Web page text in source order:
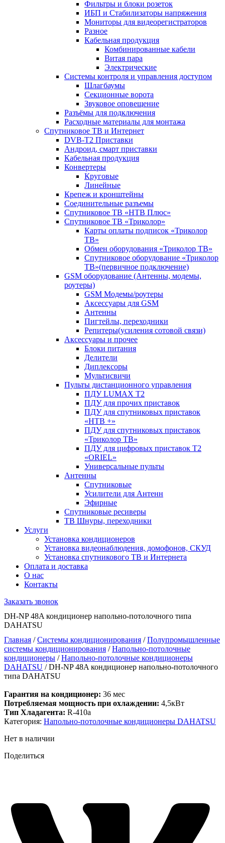
Фильтры и блоки розеток
ИБП и Стабилизаторы напряжения
Мониторы для видеорегистраторов
Разное
Кабельная продукция
Комбинированные кабели
Витая пара
Электрические
Системы контроля и управления доступом
Шлагбаумы
Секционные ворота
Звуковое оповещение
Разъёмы для подключения
Расходные материалы для монтажа
Спутниковое ТВ и Интернет
DVB-Т2 Приставки
Андроид, смарт приставки
Кабельная продукция
Конвертеры
Круговые
Линейные
Крепеж и кронштейны
Соединительные разъемы
Спутниковое ТВ «НТВ Плюс»
Спутниковое ТВ «Триколор»
Карты оплаты подписок «Триколор
ТВ»
Обмен оборудования «Триколор ТВ»
Спутниковое оборудование «Триколор
ТВ»(первичное подключение)
GSM оборудование (Антенны, модемы,
роутеры)
GSM Модемы/роутеры
Аксессуары для GSM
Антенны
Пигтейлы, переходники
Репитеры(усиления сотовой связи)
Аксессуары и прочее
Блоки питания
Делители
Диплексоры
Мультисвичи
Пульты дистанционного управления
ПДУ LUMAX Т2
ПДУ для прочих приставок
ПДУ для спутниковых приставок
«НТВ +»
ПДУ для спутниковых приставок
«Триколор ТВ»
ПДУ для цифровых приставок Т2
«ORIEL»
Универсальные пульты
Антенны
Спутниковые
Усилители для Антенн
Эфирные
Спутниковые ресиверы
ТВ Шнуры, переходники
Услуги
Установка кондиционеров
Установка видеонаблюдения, домофонов, СКУД
Установка спутникового ТВ и Интернета
Оплата и доставка
О нас
Контакты
Заказать звонок
DH-NP 48A кондиционер напольно-потолочного типа
DAHATSU
Главная /Системы кондиционирования /Полупромышленные
системы кондиционирования /Напольно-потолочные
кондиционеры /Напольно-потолочные кондиционеры
DAHATSU / DH-NP 48A кондиционер напольно-потолочного
типа DAHATSU
Гарантия на кондиционер: 36 мес
Потребляемая мощность при охлаждении: 4,5кВт
Тип Хладагента: R-410a
Категория: Напольно-потолочные кондиционеры DAHATSU
Нет в наличии
Поделиться